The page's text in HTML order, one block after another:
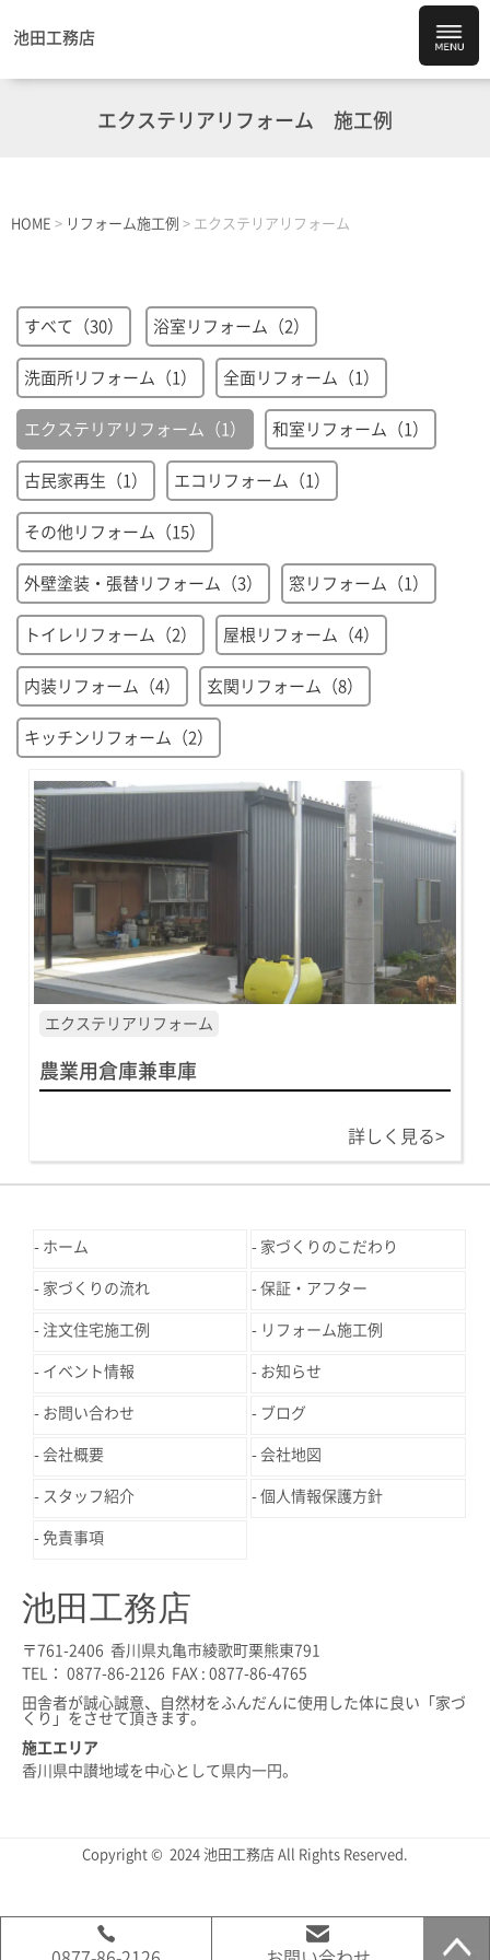
池田工務店
エクステリアリフォーム 施工例
HOME > リフォーム施工例 > エクステリアリフォーム
すべて（30） 浴室リフォーム（2）
洗面所リフォーム（1） 全面リフォーム（1）
エクステリアリフォーム（1） 和室リフォーム（1）
古民家再生（1） エコリフォーム（1）
その他リフォーム（15）
外壁塗装・張替リフォーム（3） 窓リフォーム（1）
トイレリフォーム（2） 屋根リフォーム（4）
内装リフォーム（4） 玄関リフォーム（8）
キッチンリフォーム（2）
エクステリアリフォーム
農業用倉庫兼車庫
詳しく見る>
ホーム 家づくりのこだわり
家づくりの流れ 保証・アフター
注文住宅施工例 リフォーム施工例
イベント情報 お知らせ
お問い合わせ ブログ
会社概要 会社地図
スタッフ紹介 個人情報保護方針
免責事項
池田工務店
〒761-2406 香川県丸亀市綾歌町栗熊東791
TEL： 0877-86-2126 FAX : 0877-86-4765
田舎者が誠心誠意、自然材をふんだんに使用した体に良い「家づ
くり」をさせて頂きます。
施工エリア
香川県中讃地域を中心として県内一円。
Copyright © 2024 池田工務店 All Rights Reserved.